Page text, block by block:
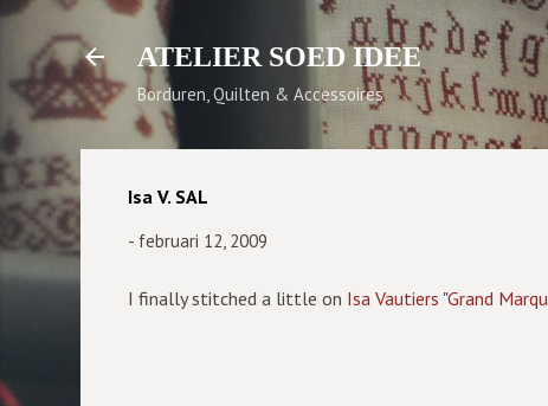
ATELIER SOED IDEE
Borduren, Quilten & Accessoires
Isa V. SAL
- februari 12, 2009
I finally stitched a little on Isa Vautiers "Grand